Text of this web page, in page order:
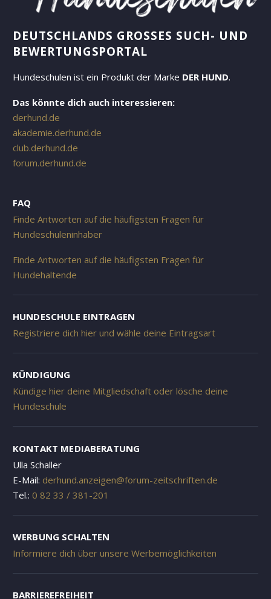
DEUTSCHLANDS GROSSES SUCH- UND B
EWERTUNGSPORTAL
Hundeschulen ist ein Produkt der Marke DER HUND.
Das könnte dich auch interessieren:
derhund.de
akademie.derhund.de
club.derhund.de
forum.derhund.de
FAQ
Finde Antworten auf die häufigsten Fragen für
Hundeschuleninhaber
Finde Antworten auf die häufigsten Fragen für
Hundehaltende
HUNDESCHULE EINTRAGEN
Registriere dich hier und wähle deine Eintragsart
KÜNDIGUNG
Kündige hier deine Mitgliedschaft oder lösche deine
Hundeschule
KONTAKT MEDIABERATUNG
Ulla Schaller
E-Mail: derhund.anzeigen@forum-zeitschriften.de
Tel.: 0 82 33 / 381-201
WERBUNG SCHALTEN
Informiere dich über unsere Werbemöglichkeiten
BARRIEREFREIHEIT